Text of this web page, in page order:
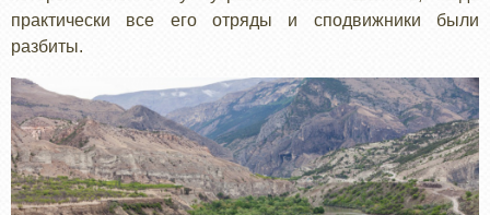
практически все его отряды и сподвижники были
разбиты.